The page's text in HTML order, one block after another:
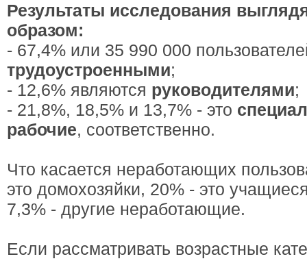
Результаты исследования
образом:
- 67,4% или 35 990 000
трудоустроенными;
- 12,6% являются руководителями;
- 21,8%, 18,5% и 13,7% - это
рабочие, соответственно.
Что касается неработающих
это домохозяйки, 20% - это
7,3% - другие неработающие.
Если рассматривать возрастные